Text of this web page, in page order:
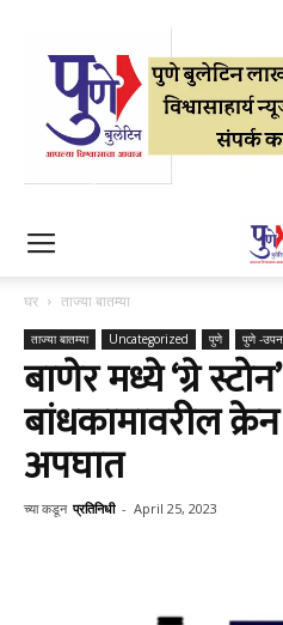
घर ताज्या बातम्या
ताज्या बातम्या Uncategorized पुणे पुणे -
बाणेर मध्ये ‘ग्रे
बांधकामावरील
अपघात
च्या कडून प्रतिनिधी - April 25, 2023